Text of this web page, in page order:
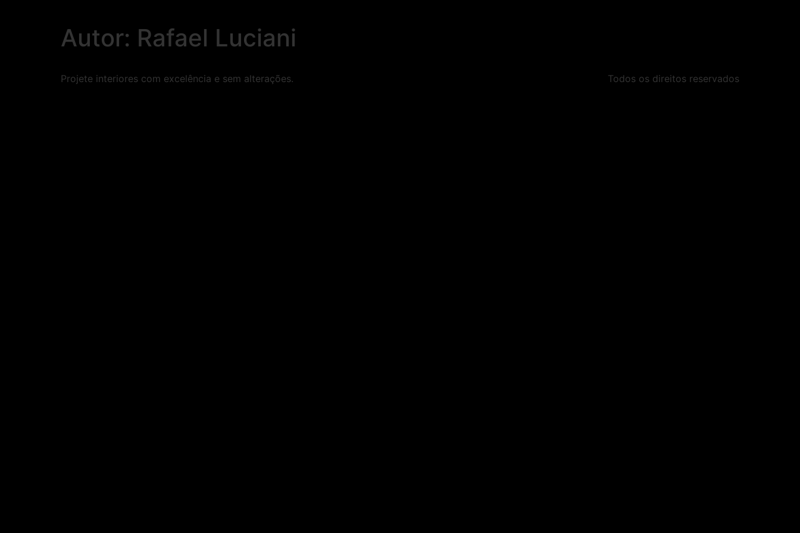
Autor: Rafael Luciani
Projete interiores com excelência e sem alterações. Todos os direitos reservados